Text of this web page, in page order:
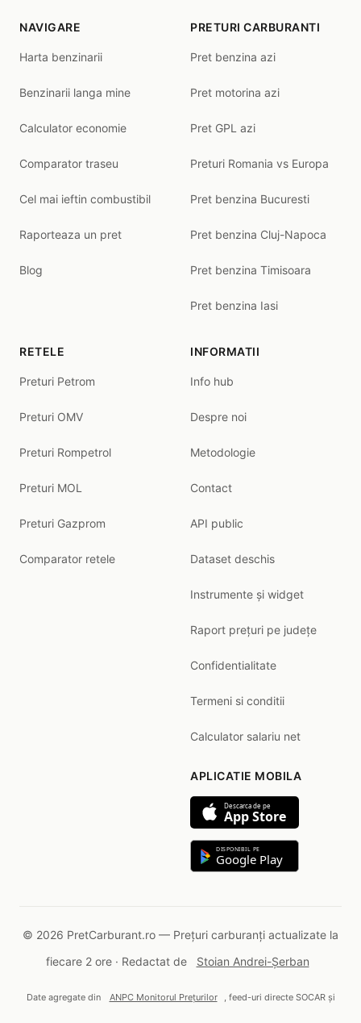
NAVIGARE
Harta benzinarii
Benzinarii langa mine
Calculator economie
Comparator traseu
Cel mai ieftin combustibil
Raporteaza un pret
Blog
PRETURI CARBURANTI
Pret benzina azi
Pret motorina azi
Pret GPL azi
Preturi Romania vs Europa
Pret benzina Bucuresti
Pret benzina Cluj-Napoca
Pret benzina Timisoara
Pret benzina Iasi
RETELE
Preturi Petrom
Preturi OMV
Preturi Rompetrol
Preturi MOL
Preturi Gazprom
Comparator retele
INFORMATII
Info hub
Despre noi
Metodologie
Contact
API public
Dataset deschis
Instrumente și widget
Raport prețuri pe județe
Confidentialitate
Termeni si conditii
Calculator salariu net
APLICATIE MOBILA
Descarca de pe
App Store
DISPONIBIL PE
Google Play
© 2026 PretCarburant.ro — Prețuri carburanți actualizate la
fiecare 2 ore · Redactat de
Stoian Andrei-Șerban
Date agregate din ANPC Monitorul Prețurilor , feed-uri directe SOCAR și